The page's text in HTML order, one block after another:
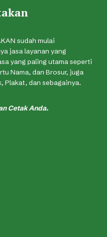
sudah mulai
jasa layanan yang
yang paling utama seperti
Nama, dan Brosur, juga
Plakat, dan sebagainya.
Cetak Anda.